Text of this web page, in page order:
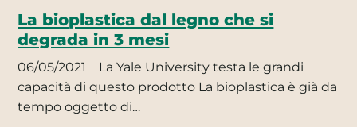
La bioplastica dal legno che si
degrada in 3 mesi
06/05/2021
La Yale University testa le grandi
capacità di questo prodotto La bioplastica è già da
tempo oggetto di…